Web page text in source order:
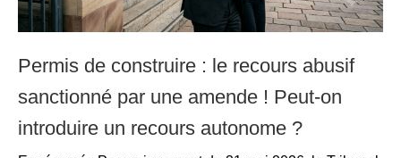
Permis de construire : le recours abusif
sanctionné par une amende ! Peut-on
introduire un recours autonome ?